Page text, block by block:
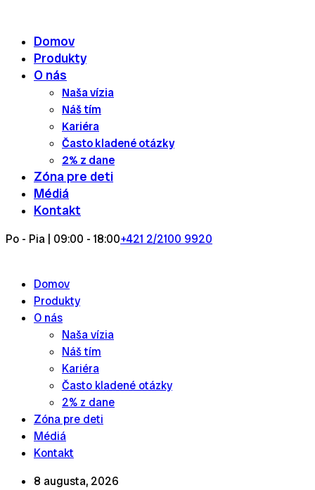
contentDomov
Produkty
O nás
Naša vízia
Náš tím
Kariéra
Často kladené otázky
2% z dane
Zóna pre deti
Médiá
Kontakt
Po - Pia | 09:00 - 18:00+421 2/2100 9920
Domov
Produkty
O nás
Naša vízia
Náš tím
Kariéra
Často kladené otázky
2% z dane
Zóna pre deti
Médiá
Kontakt
8 augusta, 2026